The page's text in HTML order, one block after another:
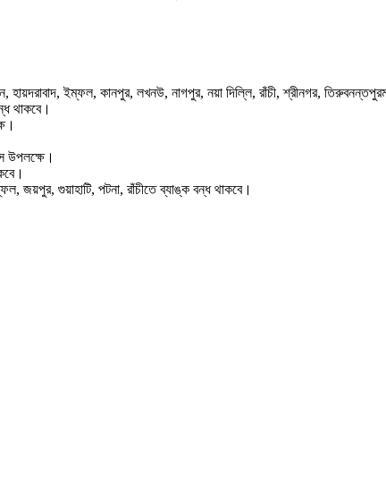
ইম্ফল, কানপুর, লখনউ, নাগপুর, নয়া দিল্লি, রাঁচী, শ্রীনগর,
থাকবে।
উপলক্ষে।
জয়পুর, গুয়াহাটি, পটনা, রাঁচীতে ব্যাঙ্ক বন্ধ থাকবে।